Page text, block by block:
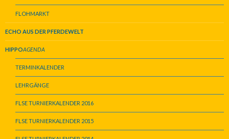
FLOHMARKT
ECHO AUS DER PFERDEWELT
HIPPOAGENDA
TERMINKALENDER
LEHRGÄNGE
FLSE TURNIERKALENDER 2016
FLSE TURNIERKALENDER 2015